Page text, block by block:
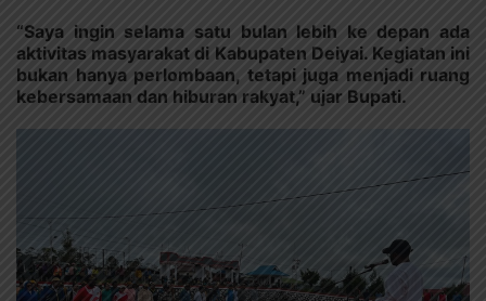
“Saya ingin selama satu bulan lebih ke depan ada
aktivitas masyarakat di Kabupaten Deiyai. Kegiatan ini
bukan hanya perlombaan, tetapi juga menjadi ruang
kebersamaan dan hiburan rakyat,” ujar Bupati.